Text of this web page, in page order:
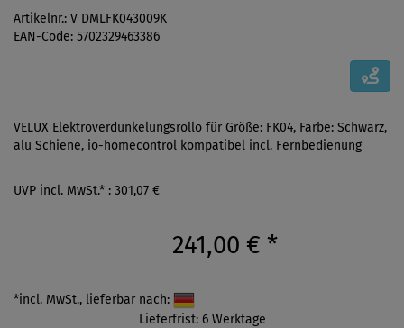
Artikelnr.: V DMLFK043009K
EAN-Code: 5702329463386
VELUX Elektroverdunkelungsrollo für Größe: FK04, Farbe: Schwarz,
alu Schiene, io-homecontrol kompatibel incl. Fernbedienung
UVP incl. MwSt.* : 301,07 €
241,00 € *
*incl. MwSt., lieferbar nach:
Lieferfrist: 6 Werktage